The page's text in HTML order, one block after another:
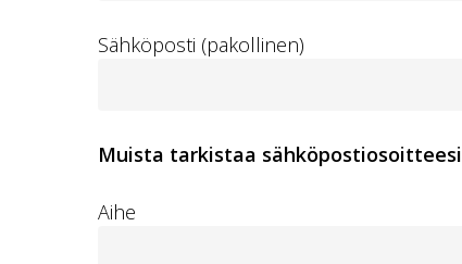
Sähköposti (pakollinen)
Muista tarkistaa sähköpostiosoitteesi
Aihe